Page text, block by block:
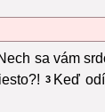
sa vám
3 Keď